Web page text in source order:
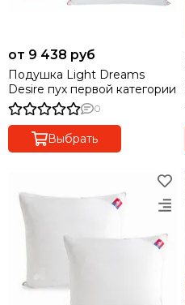
от 9 438 руб
Подушка Light Dreams
Desire пух первой категории
0
Выбрать